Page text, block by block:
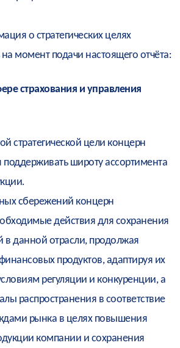
о стратегических целях
момент подачи настоящего отчёта:
страхования и управления
стратегической цели концерн
поддерживать широту ассортимента
сбережений концерн
действия для сохранения
в данной отрасли, продолжая
продуктов, адаптируя их
регуляции и конкуренции, а
распространения в соответствие
рынка в целях повышения
компании и сохранения